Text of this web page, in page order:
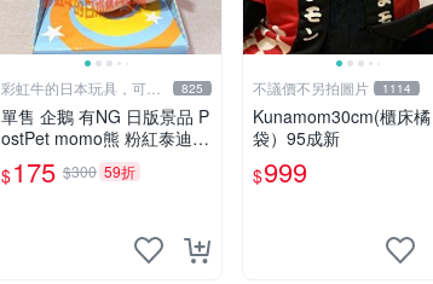
彩虹牛的日本玩具，可7
取付
825
單售 企鵝 有NG 日版景品 P
ostPet momo熊 粉紅泰迪熊
娃娃 布偶 手指頭 娃娃
$175 $300 59折
不議價不另拍圖片 1114
Kunamom30cm(櫃床橘
袋）95成新
$999